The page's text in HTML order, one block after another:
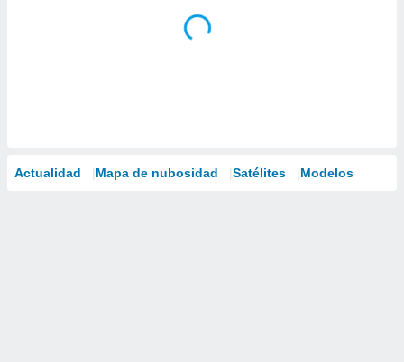
Actualidad Mapa de nubosidad Satélites Modelos